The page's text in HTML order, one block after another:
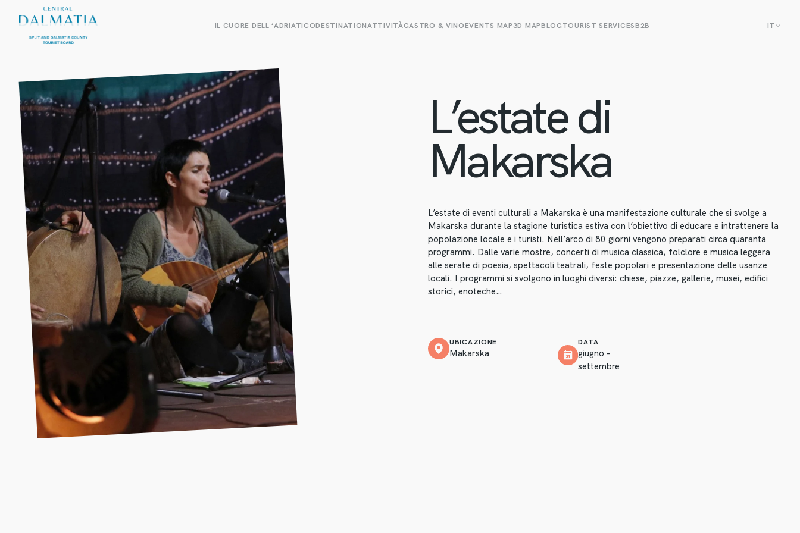
IL CUORE DELL ‘ADRIATICODESTINATIONATTIVITÀGASTRO & VINOEVENTS MAP3D MAPBLOGTOURIST SERVICESB2B IT
L’estate di
Makarska
L’estate di eventi culturali a Makarska è una manifestazione culturale che si svolge a
Makarska durante la stagione turistica estiva con l’obiettivo di educare e intrattenere la
popolazione locale e i turisti. Nell’arco di 80 giorni vengono preparati circa quaranta
programmi. Dalle varie mostre, concerti di musica classica, folclore e musica leggera
alle serate di poesia, spettacoli teatrali, feste popolari e presentazione delle usanze
locali. I programmi si svolgono in luoghi diversi: chiese, piazze, gallerie, musei, edifici
storici, enoteche…
UBICAZIONE
Makarska
DATA
giugno –
settembre